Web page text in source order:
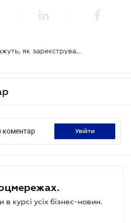
У Мінагрополітики розкажуть, як зареєструвати договір оренди землі в електронній формі
коментар увійти
в курсі усіх бізнес-новин.